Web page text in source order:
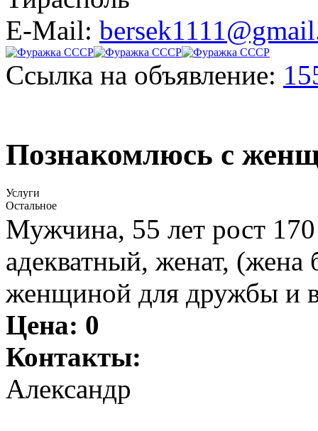
E-Mail:
Ссылка на объявление:
Познакомлюсь с
Услуги
Остальное
Мужчина, 55 лет рост
адекватный, женат, (жена
женщиной для дружбы и
Цена: 0
Контакты:
Александр